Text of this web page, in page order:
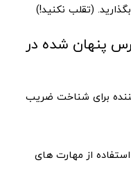
(تقلب نکنید!)
پنهان شده در
برای شناخت ضریب
از مهارت های